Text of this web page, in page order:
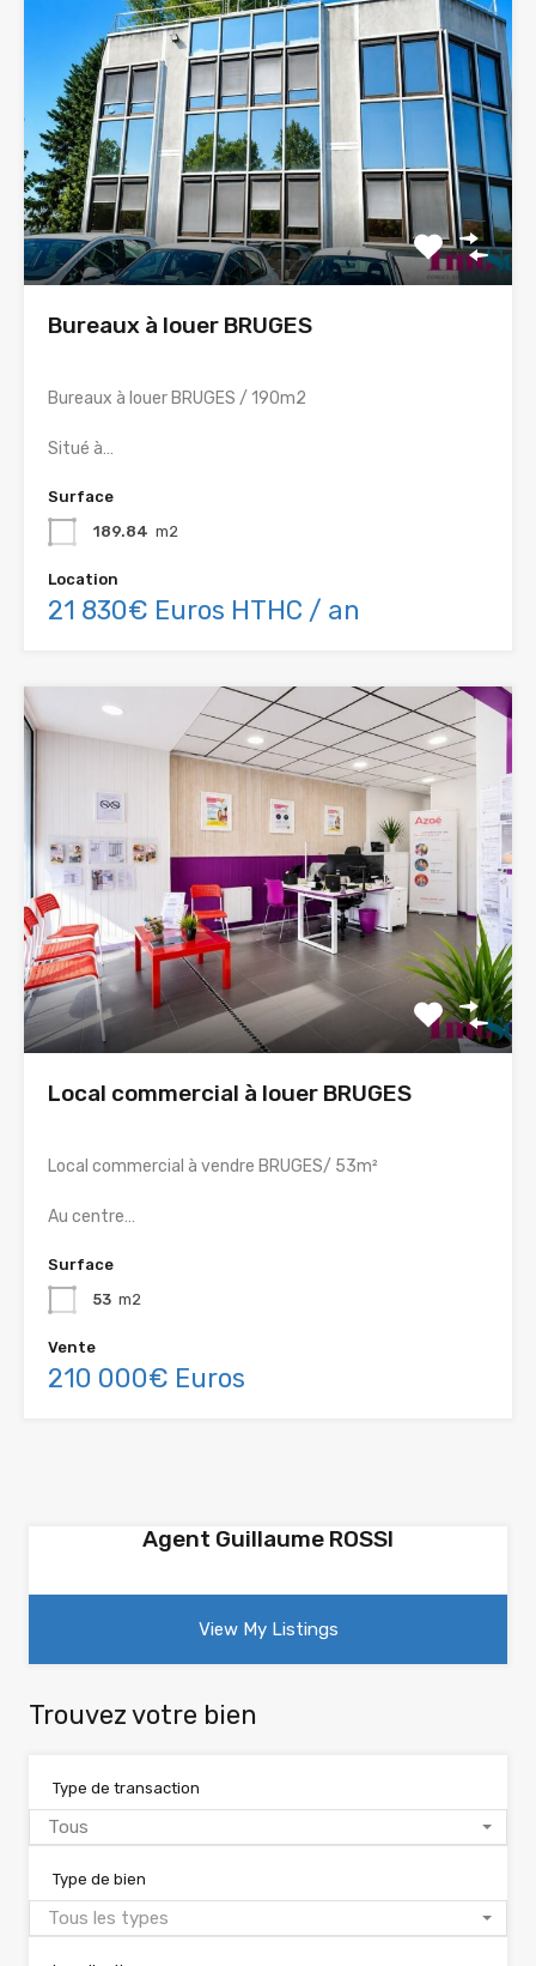
Bureaux à louer BRUGES
Bureaux à louer BRUGES / 190m2
Situé à…
Surface
189.84 m2
Location
21 830€ Euros HTHC / an
Local commercial à louer BRUGES
Local commercial à vendre BRUGES/ 53m²
Au centre…
Surface
53 m2
Vente
210 000€ Euros
Agent Guillaume ROSSI
View My Listings
Trouvez votre bien
Type de transaction
Tous
Type de bien
Tous les types